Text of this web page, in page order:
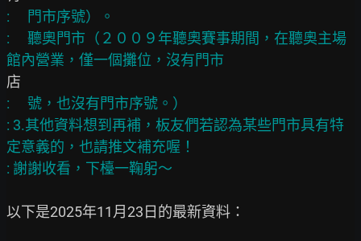
: 　門市序號）。
: 　聽奧門市（２００９年聽奧賽事期間，在聽奧主場
: 　號，也沒有門市序號。）
: 3.其他資料想到再補，板友們若認為某些門市具有特
定意義的，也請推文補充喔！
以下是2025年11月23日的最新資料：